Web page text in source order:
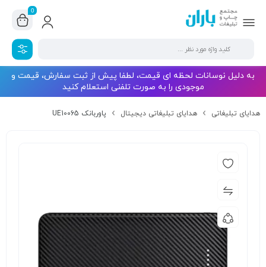
0
به دلیل نوسانات لحظه ای قیمت، لطفا پیش از ثبت سفارش، قیمت و
موجودی را به صورت تلفنی استعلام کنید
هدایای تبلیغاتی هدایای تبلیغاتی دیجیتال پاوربانک UE10065